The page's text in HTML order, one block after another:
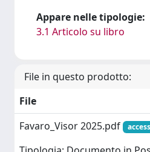
Appare nelle tipologie:
3.1 Articolo su libro
File in questo prodotto:
File
Favaro_Visor 2025.pdf